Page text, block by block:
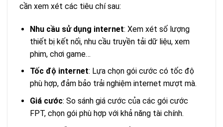
cần xem xét các tiêu chí sau:
Nhu cầu sử dụng internet: Xem xét số lượng
thiết bị kết nối, nhu cầu truyền tải dữ liệu, xem
phim, chơi game…
Tốc độ internet: Lựa chọn gói cước có tốc độ
phù hợp, đảm bảo trải nghiệm internet mượt mà.
Giá cước: So sánh giá cước của các gói cước
FPT, chọn gói phù hợp với khả năng tài chính.